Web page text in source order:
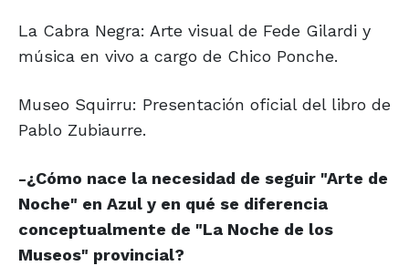
La Cabra Negra: Arte visual de Fede Gilardi y
música en vivo a cargo de Chico Ponche.
Museo Squirru: Presentación oficial del libro de
Pablo Zubiaurre.
-¿Cómo nace la necesidad de seguir "Arte de
Noche" en Azul y en qué se diferencia
conceptualmente de "La Noche de los
Museos" provincial?